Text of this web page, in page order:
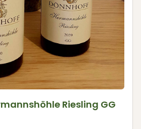
Riesling GG